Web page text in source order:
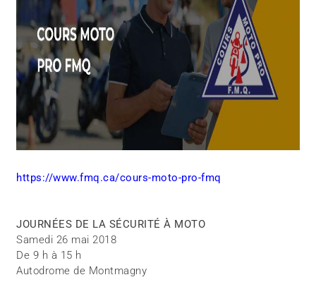
https://www.fmq.ca/cours-moto-pro-fmq
JOURNÉES DE LA SÉCURITÉ À MOTO
Samedi 26 mai 2018
De 9 h à 15 h
Autodrome de Montmagny